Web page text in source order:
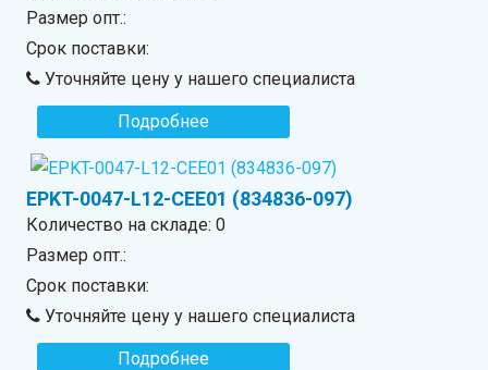
Размер опт.:
Срок поставки:
Уточняйте цену у нашего специалиста
Подробнее
EPKT-0047-L12-CEE01 (834836-097)
Количество на складе:0
Размер опт.:
Срок поставки:
Уточняйте цену у нашего специалиста
Подробнее